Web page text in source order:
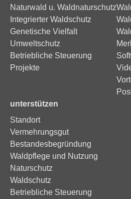
Naturwald u. Waldnaturschutz
Integrierter Waldschutz
Genetische Vielfalt
Umweltschutz
Betriebliche Steuerung
Projekte
unterstützen
Standort
Vermehrungsgut
Bestandesbegründung
Waldpflege und Nutzung
Naturschutz
Waldschutz
Betriebliche Steuerung